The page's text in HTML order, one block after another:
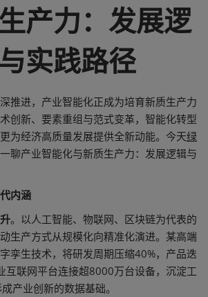
产力：发展逻
实践路径
推进，产业智能化正成为培育新质生产力
创新、要素重组与范式变革，智能化转型
为经济高质量发展提供全新动能。今天绿
聊产业智能化与新质生产力：发展逻辑与
内涵
。以人工智能、物联网、区块链为代表的
生产方式从规模化向精准化演进。某高端
孪生技术，将研发周期压缩40%，产品迭
互联网平台连接超8000万台设备，沉淀工
产业创新的数据基础。